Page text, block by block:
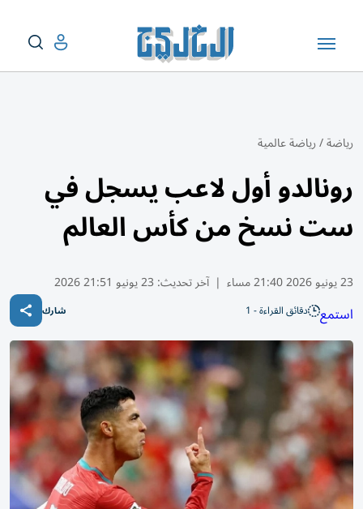
رياضة/رياضة عالمية
رونالدو أول لاعب يسجل في
ست نسخ من كأس العالم
23 يونيو 2026 21:40 مساء | آخر تحديث: 23 يونيو 21:51 2026
استمع دقائق القراءة - 1 شارك